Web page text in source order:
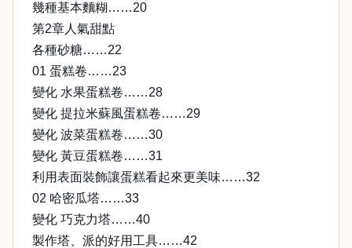
幾種基本麵糊……20
第2章人氣甜點
各種砂糖……22
01 蛋糕卷……23
變化 水果蛋糕卷……28
變化 提拉米蘇風蛋糕卷……29
變化 波菜蛋糕卷……30
變化 黃豆蛋糕卷……31
利用表面裝飾讓蛋糕看起來更美味……32
02 哈密瓜塔……33
變化 巧克力塔……40
製作塔、派的好用工具……42